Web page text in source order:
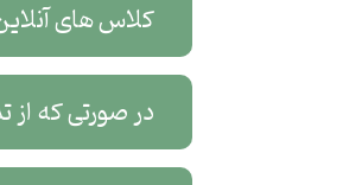
کلاس های
در صورتی که